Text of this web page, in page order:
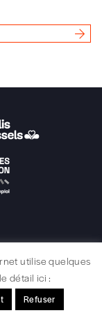
sur le
après
utilise quelques
détail ici :
Refuser